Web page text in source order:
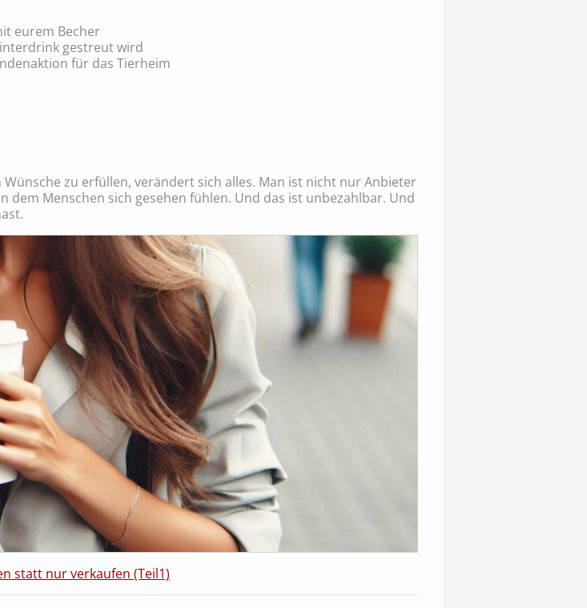
eurem Becher
gestreut wird
für das Tierheim
zu erfüllen, verändert sich alles. Man ist nicht nur Anbieter
dem Menschen sich gesehen fühlen. Und das ist unbezahlbar. Und
statt nur verkaufen (Teil1)